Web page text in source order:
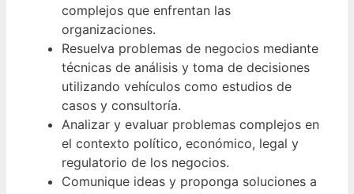
complejos que enfrentan las
organizaciones.
Resuelva problemas de negocios mediante
técnicas de análisis y toma de decisiones
utilizando vehículos como estudios de
casos y consultoría.
Analizar y evaluar problemas complejos en
el contexto político, económico, legal y
regulatorio de los negocios.
Comunique ideas y proponga soluciones a